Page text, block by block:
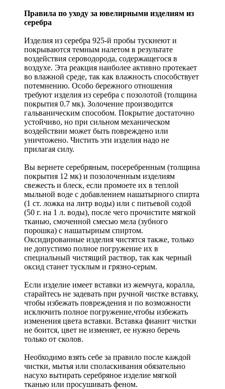
Правила по уходу за ювелирными изделиям из
серебра
Изделия из серебра 925-й пробы тускнеют и
покрываются темным налетом в результате
воздействия сероводорода, содержащегося в
воздухе. Эта реакция наиболее активно протекает
во влажной среде, так как влажность способствует
потемнению. Особо бережного отношения
требуют изделия из серебра с позолотой (толщина
покрытия 0.7 мк). Золочение производится
гальваническим способом. Покрытие достаточно
устойчиво, но при сильном механическом
воздействии может быть повреждено или
уничтожено. Чистить эти изделия надо не
прилагая силу.
Вы вернете серебряным, посеребренным (толщина
покрытия 12 мк) и позолоченным изделиям
свежесть и блеск, если промоете их в теплой
мыльной воде с добавлением нашатырного спирта
(1 ст. ложка на литр воды) или с питьевой содой
(50 г. на 1 л. воды), после чего прочистите мягкой
тканью, смоченной смесью мела (зубного
порошка) с нашатырным спиртом.
Оксидированные изделия чистятся также, только
не допустимо полное погружение их в
специальный чистящий раствор, так как черный
оксид станет тусклым и грязно-серым.
Если изделие имеет вставки из жемчуга, коралла,
старайтесь не задевать при ручной чистке вставку,
чтобы избежать повреждения и по возможности
исключить полное погружение,чтобы избежать
изменения цвета вставки. Вставка фианит чистки
не боится, цвет не изменяет, ее нужно беречь
только от сколов.
Необходимо взять себе за правило после каждой
чистки, мытья или споласкивания обязательно
насухо вытирать серебряное изделие мягкой
тканью или просушивать феном.